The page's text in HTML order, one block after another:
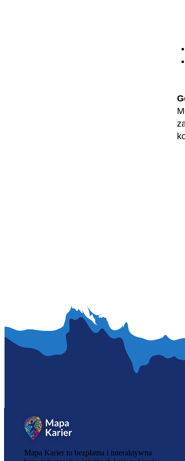
Mapa Karier to bezpłatna i interaktywna